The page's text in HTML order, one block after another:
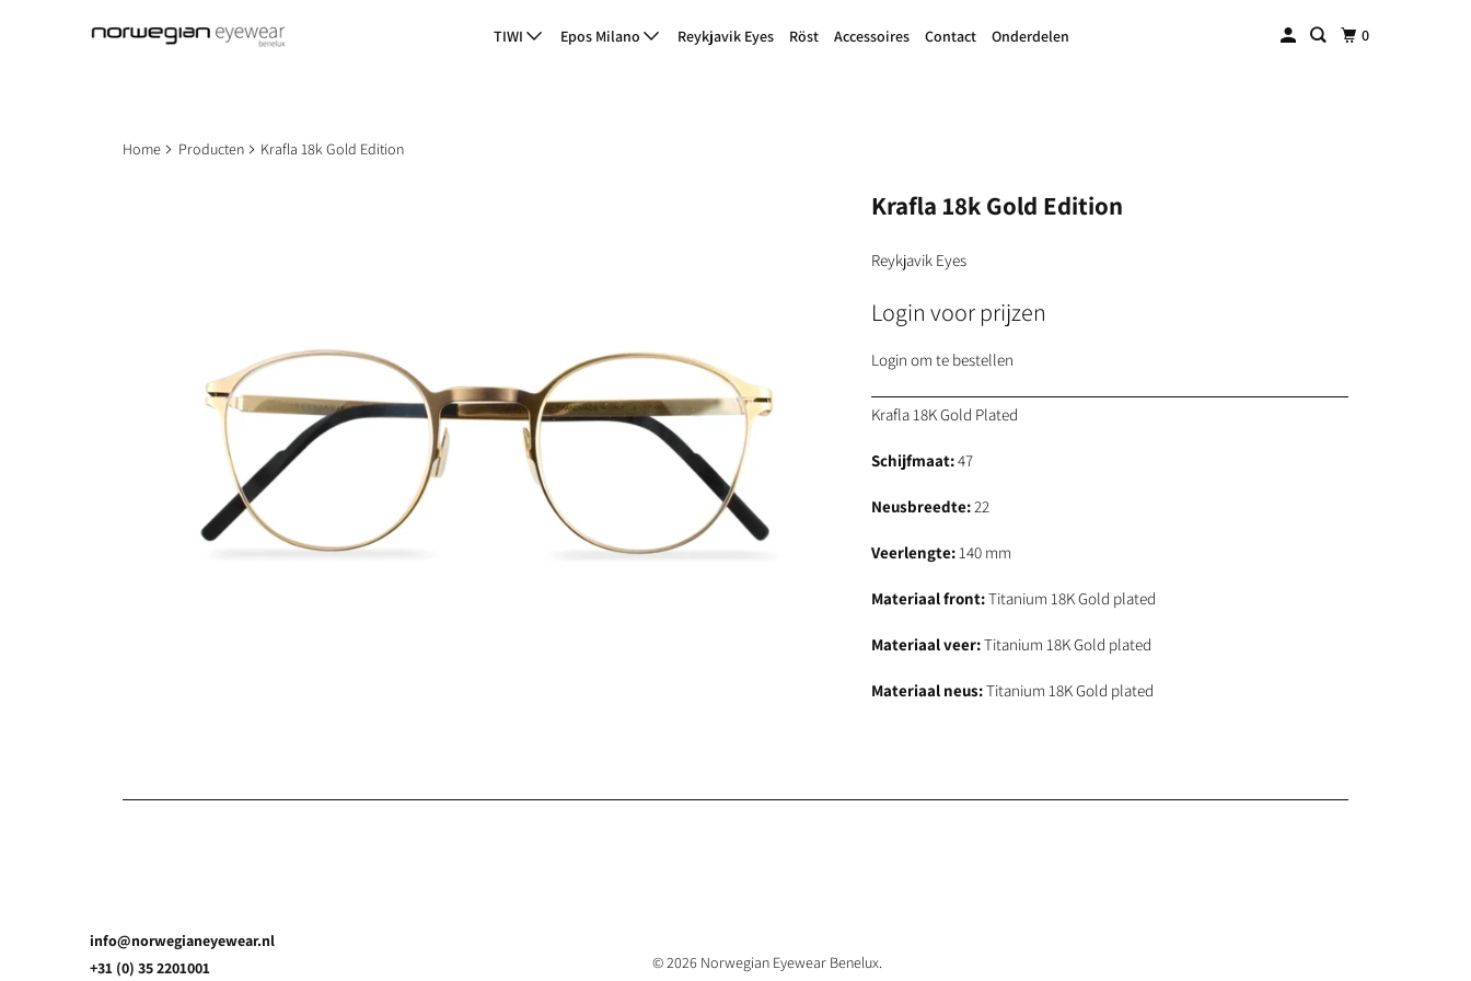
TIWI Epos Milano Reykjavik Eyes Röst Accessoires Contact Onderdelen 0
Home Producten Krafla 18k Gold Edition
Krafla 18k Gold Edition
Reykjavik Eyes
Login voor prijzen
Login om te bestellen
Krafla 18K Gold Plated
Schijfmaat:47
Neusbreedte:22
Veerlengte:140 mm
Materiaal front:Titanium 18K Gold plated
Materiaal veer:Titanium 18K Gold plated
Materiaal neus:Titanium 18K Gold plated
info@norwegianeyewear.nl
+31 (0) 35 2201001
© 2026 Norwegian Eyewear Benelux.